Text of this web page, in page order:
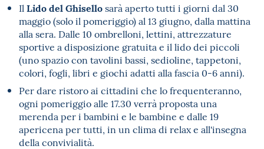
Il Lido del Ghisellosarà aperto tutti i giorni dal 30
maggio (solo il pomeriggio) al 13 giugno, dalla mattina
alla sera. Dalle 10 ombrelloni, lettini, attrezzature
sportive a disposizione gratuita e il lido dei piccoli
(uno spazio con tavolini bassi, sedioline, tappetoni,
colori, fogli, libri e giochi adatti alla fascia 0-6 anni).
Per dare ristoro ai cittadini che lo frequenteranno,
ogni pomeriggio alle 17.30 verrà proposta una
merenda per i bambini e le bambine e dalle 19
apericena per tutti, in un clima di relax e all'insegna
della convivialità.